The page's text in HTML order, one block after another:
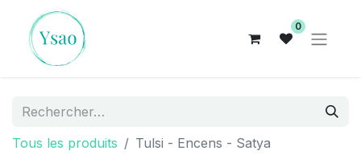
0
Tous les produits Tulsi - Encens - Satya